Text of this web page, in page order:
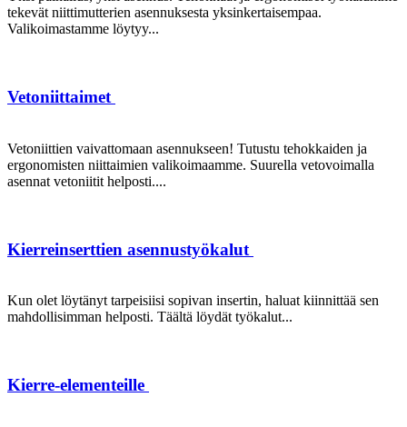
tekevät niittimutterien asennuksesta yksinkertaisempaa.
Valikoimastamme löytyy...
Vetoniittaimet
Vetoniittien vaivattomaan asennukseen! Tutustu tehokkaiden ja
ergonomisten niittaimien valikoimaamme. Suurella vetovoimalla
asennat vetoniitit helposti....
Kierreinserttien asennustyökalut
Kun olet löytänyt tarpeisiisi sopivan insertin, haluat kiinnittää sen
mahdollisimman helposti. Täältä löydät työkalut...
Kierre-elementeille